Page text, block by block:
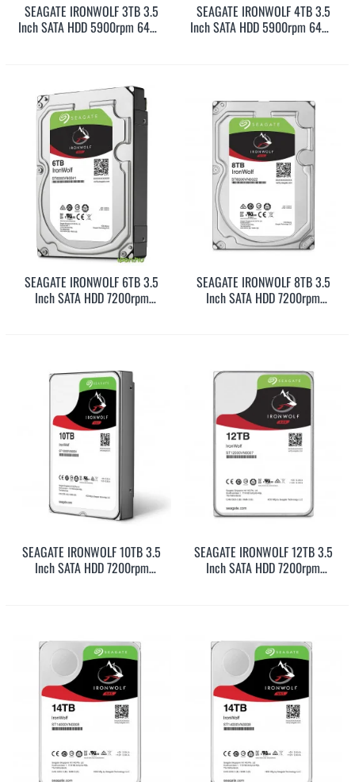
SEAGATE IRONWOLF 3TB 3.5
Inch SATA HDD 5900rpm 64MB
SEAGATE IRONWOLF 4TB 3.5
Inch SATA HDD 5900rpm 64MB
SEAGATE IRONWOLF 6TB 3.5
Inch SATA HDD 7200rpm
SEAGATE IRONWOLF 8TB 3.5
Inch SATA HDD 7200rpm
SEAGATE IRONWOLF 10TB 3.5
Inch SATA HDD 7200rpm
SEAGATE IRONWOLF 12TB 3.5
Inch SATA HDD 7200rpm